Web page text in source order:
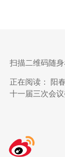
扫描二维码随
正在阅读：
阳
十一届三次会